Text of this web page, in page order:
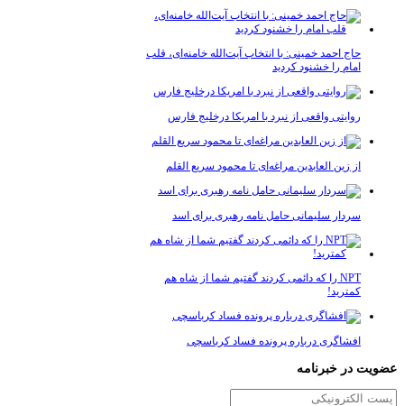
حاج احمد خمینی: با انتخاب آیت‌الله خامنه‌ای، قلب
امام را خشنود کردید
روایتی واقعی از نبرد با امریکا درخلیج فارس
از زین العابدین مراغه‌ای تا محمود سریع القلم
سردار سلیمانی حامل نامه رهبری برای اسد
NPT را که دائمی کردند گفتیم شما از شاه هم
کمترید!
افشاگری درباره پرونده فساد کرباسچی
عضویت در خبرنامه